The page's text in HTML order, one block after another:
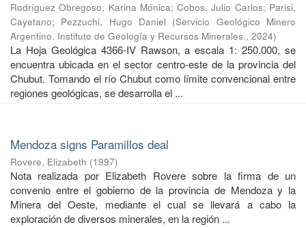
Rodríguez Obregoso, Karina Mónica;Cobos, Julio Carlos; Parisi,
Cayetano; Pezzuchi, Hugo Daniel (Servicio Geológico Minero
Argentino. Instituto de Geología y Recursos Minerales., 2024)
La Hoja Geológica 4366-IV Rawson, a escala 1: 250.000, se
encuentra ubicada en el sector centro-este de la provincia del
Chubut. Tomando el río Chubut como límite convencional entre
regiones geológicas, se desarrolla el ...
Mendoza signs Paramillos deal
Rovere, Elizabeth (1997)
Nota realizada por Elizabeth Rovere sobre la firma de un
convenio entre el gobierno de la provincia de Mendoza y la
Minera del Oeste, mediante el cual se llevará a cabo la
exploración de diversos minerales, en la región ...